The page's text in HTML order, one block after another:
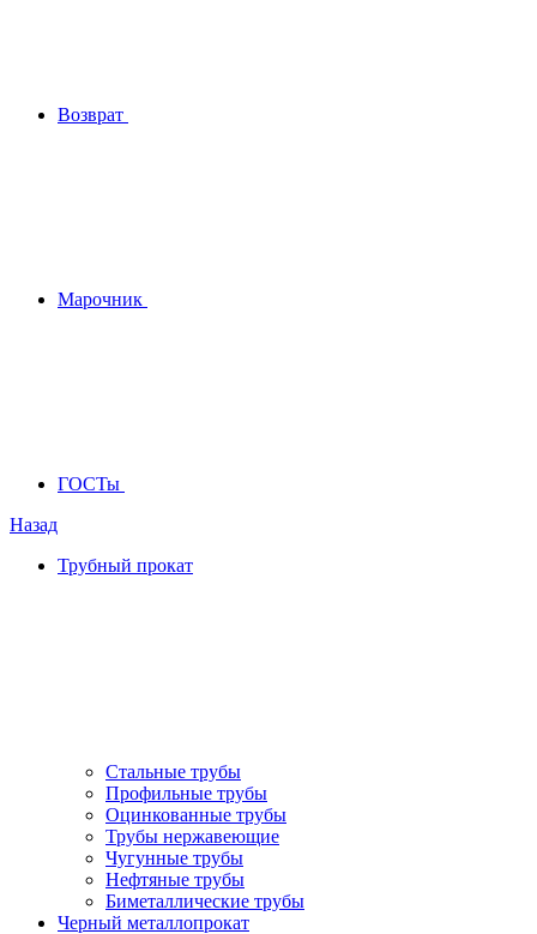
Возврат
Марочник
ГОСТы
Назад
Трубный прокат
Стальные трубы
Профильные трубы
Оцинкованные трубы
Трубы нержавеющие
Чугунные трубы
Нефтяные трубы
Биметаллические трубы
Черный металлопрокат